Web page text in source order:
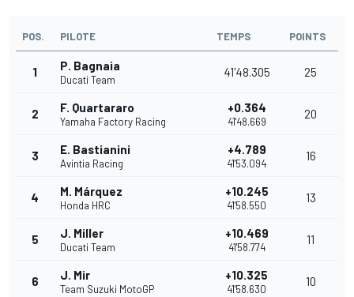
POS. PILOTE TEMPS POINTS
1 P. Bagnaia
Ducati Team
41'48.305 25
2 F. Quartararo
Yamaha Factory Racing
+0.364
41'48.669
20
3 E. Bastianini
Avintia Racing
+4.789
41'53.094
16
4 M. Márquez
Honda HRC
+10.245
41'58.550
13
5 J. Miller
Ducati Team
+10.469
41'58.774
11
6 J. Mir
Team Suzuki MotoGP
+10.325
41'58.630
10